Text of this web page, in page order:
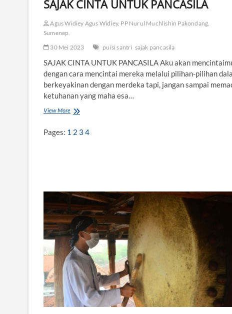
SAJAK CINTA UNTUK PANCASILA
Agus Widiey Agus Widiey, PP Nurul Muchlishin Pakondang,
Sumenep.
30 Mei 2023
puisi santri sajak pancasila
SAJAK CINTA UNTUK PANCASILA Aku akan
dengan cara mencintai mereka melalui pilihan-pilihan
berkeyakinan dengan merdeka tapi, jangan sampai
ketuhanan yang maha esa…
View More
A
A
N
T
K
P
A
N
C
A
S
I
L
Pages: 1 2 3 4